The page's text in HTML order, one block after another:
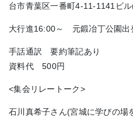
台市青葉区一番町4-11-1141ビ
大行進16:00～ 元鍛冶丁公園出
手話通訳 要約筆記あり
資料代 500円
<集会リレートーク>
石川真希子さん(宮城に学びの場